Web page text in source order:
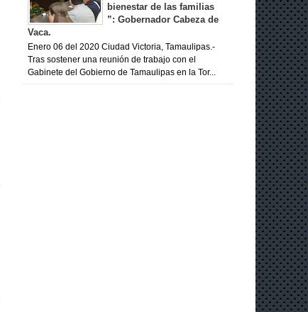
bienestar de las familias
”: Gobernador Cabeza de
Vaca.
Enero 06 del 2020 Ciudad Victoria, Tamaulipas.-
Tras sostener una reunión de trabajo con el
Gabinete del Gobierno de Tamaulipas en la Tor...